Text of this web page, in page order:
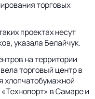
торговых
проектах несут
указала Белайчук.
на территории
торговый центр в
хлопчатобумажной
в Самаре и